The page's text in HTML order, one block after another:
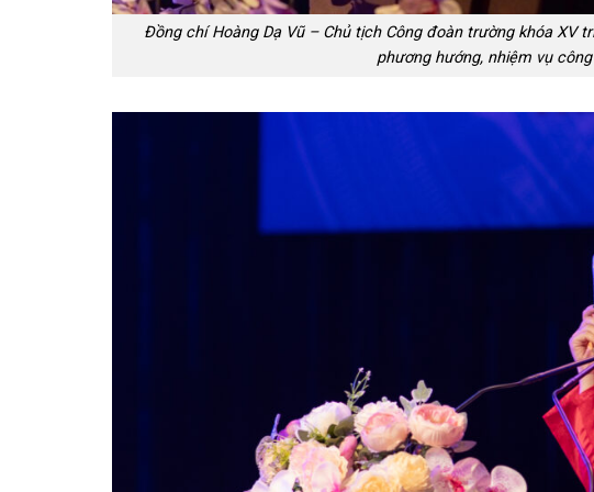
Đồng chí Hoàng Dạ Vũ – Chủ tịch Công đoàn trường khóa XV
phương hướng, nhiệm vụ